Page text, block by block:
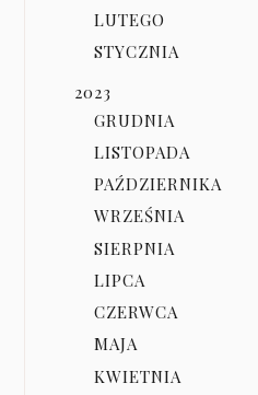
LUTEGO
STYCZNIA
2023
GRUDNIA
LISTOPADA
PAŹDZIERNIKA
WRZEŚNIA
SIERPNIA
LIPCA
CZERWCA
MAJA
KWIETNIA